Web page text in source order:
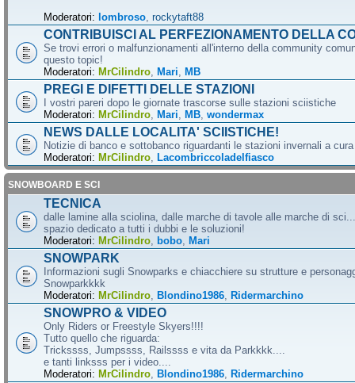
Moderatori: lombroso rockytaft88
CONTRIBUISCI AL PERFEZIONAMENTO DELLA
Se trovi errori o malfunzionamenti all'interno della community
questo topic!
Moderatori: MrCilindro Mari MB
PREGI E DIFETTI DELLE STAZIONI
I vostri pareri dopo le giornate trascorse sulle stazioni sciistiche
Moderatori: MrCilindro Mari MB wondermax
NEWS DALLE LOCALITA' SCIISTICHE!
Notizie di banco e sottobanco riguardanti le stazioni invernali a
Moderatori: MrCilindro Lacombriccoladelfiasco
SNOWBOARD E SCI
TECNICA
dalle lamine alla sciolina, dalle marche di tavole alle marche di
spazio dedicato a tutti i dubbi e le soluzioni!
Moderatori: MrCilindro bobo Mari
SNOWPARK
Informazioni sugli Snowparks e chiacchiere su strutture e
Snowparkkkk
Moderatori: MrCilindro Blondino1986 Ridermarchino
SNOWPRO & VIDEO
Only Riders or Freestyle Skyers!!!!
Tutto quello che riguarda:
Trickssss, Jumpssss, Railssss e vita da Parkkkk....
e tanti linksss per i video....
Moderatori: MrCilindro Blondino1986 Ridermarchino